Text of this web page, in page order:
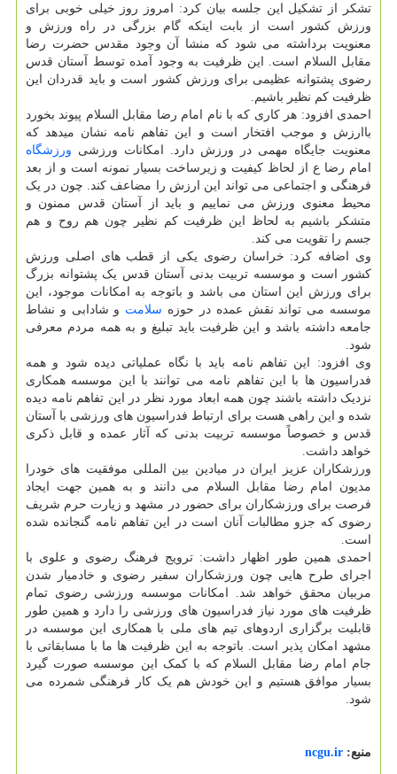
تشکر از تشکیل این جلسه بیان کرد: امروز روز خیلی خوبی برای
ورزش کشور است از بابت اینکه گام بزرگی در راه ورزش و
معنویت برداشته می شود که منشا آن وجود مقدس حضرت رضا
مقابل السلام است. این ظرفیت به وجود آمده توسط آستان قدس
رضوی پشتوانه عظیمی برای ورزش کشور است و باید قدردان این
ظرفیت کم نظیر باشیم.
احمدی افزود: هر کاری که با نام امام رضا مقابل السلام پیوند بخورد
باارزش و موجب افتخار است و این تفاهم نامه نشان میدهد که
معنویت جایگاه مهمی در ورزش دارد. امکانات ورزشی ورزشگاه
امام رضا ع از لحاظ کیفیت و زیرساخت بسیار نمونه است و از بعد
فرهنگی و اجتماعی می تواند این ارزش را مضاعف کند. چون در یک
محیط معنوی ورزش می نماییم و باید از آستان قدس ممنون و
متشکر باشیم به لحاظ این ظرفیت کم نظیر چون هم روح و هم
جسم را تقویت می کند.
وی اضافه کرد: خراسان رضوی یکی از قطب های اصلی ورزش
کشور است و موسسه تربیت بدنی آستان قدس یک پشتوانه بزرگ
برای ورزش این استان می باشد و باتوجه به امکانات موجود، این
موسسه می تواند نقش عمده در حوزه سلامت و شادابی و نشاط
جامعه داشته باشد و این ظرفیت باید تبلیغ و به همه مردم معرفی
شود.
وی افزود: این تفاهم نامه باید با نگاه عملیاتی دیده شود و همه
فدراسیون ها با این تفاهم نامه می توانند با این موسسه همکاری
نزدیک داشته باشند چون همه ابعاد مورد نظر در این تفاهم نامه دیده
شده و این راهی هست برای ارتباط فدراسیون های ورزشی با آستان
قدس و خصوصاً موسسه تربیت بدنی که آثار عمده و قابل ذکری
خواهد داشت.
ورزشکاران عزیز ایران در میادین بین المللی موفقیت های خودرا
مدیون امام رضا مقابل السلام می دانند و به همین جهت ایجاد
فرصت برای ورزشکاران برای حضور در مشهد و زیارت حرم شریف
رضوی که جزو مطالبات آنان است در این تفاهم نامه گنجانده شده
است.
احمدی همین طور اظهار داشت: ترویج فرهنگ رضوی و علوی با
اجرای طرح هایی چون ورزشکاران سفیر رضوی و خادمیار شدن
مربیان محقق خواهد شد. امکانات موسسه ورزشی رضوی تمام
ظرفیت های مورد نیاز فدراسیون های ورزشی را دارد و همین طور
قابلیت برگزاری اردوهای تیم های ملی با همکاری این موسسه در
مشهد امکان پذیر است. باتوجه به این ظرفیت ها ما با مسابقاتی با
جام امام رضا مقابل السلام که با کمک این موسسه صورت گیرد
بسیار موافق هستیم و این خودش هم یک کار فرهنگی شمرده می
شود.
منبع: ncgu.ir